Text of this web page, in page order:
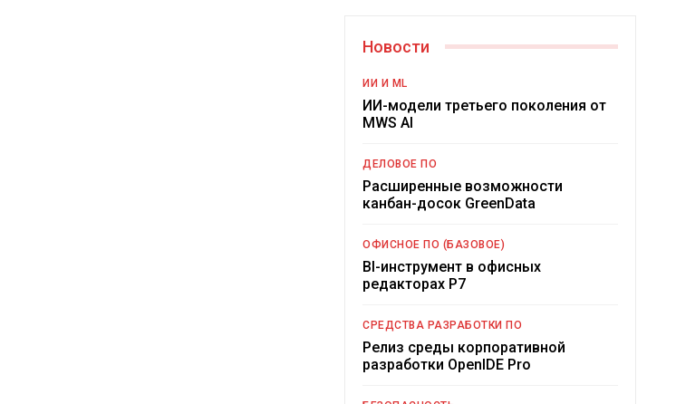
Новости
ИИ И ML
ИИ-модели третьего поколения от
MWS AI
ДЕЛОВОЕ ПО
Расширенные возможности
канбан-досок GreenData
ОФИСНОЕ ПО (БАЗОВОЕ)
BI-инструмент в офисных
редакторах Р7
СРЕДСТВА РАЗРАБОТКИ ПО
Релиз среды корпоративной
разработки OpenIDE Pro